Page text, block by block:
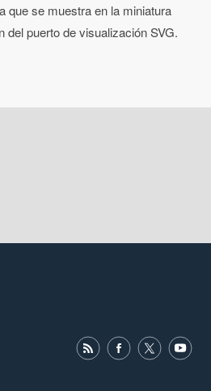
que se muestra en la miniatura
del puerto de visualización SVG.